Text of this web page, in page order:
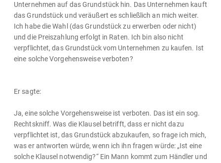
Unternehmen auf das Grundstück hin. Das Unternehmen kauft
das Grundstück und veräußert es schließlich an mich weiter.
Ich habe die Wahl (das Grundstück zu erwerben oder nicht)
und die Preiszahlung erfolgt in Raten. Ich bin also nicht
verpflichtet, das Grundstück vom Unternehmen zu kaufen. Ist
eine solche Vorgehensweise verboten?
Er sagte:
Ja, eine solche Vorgehensweise ist verboten. Das ist ein sog.
Rechtskniff. Was die Klausel betrifft, dass er nicht dazu
verpflichtet ist, das Grundstück abzukaufen, so frage ich mich,
was er antworten würde, wenn ich ihn fragen würde: „Ist eine
solche Klausel notwendig?“ Ein Mann kommt zum Händler und